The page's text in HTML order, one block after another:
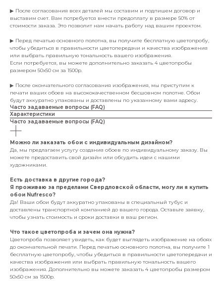
▶ После согласования всех деталей мы составим и подпишем договор и
выставим счет. Вам потребуется внести предоплату в размере 50% от
стоимости заказа. Это позволит нам начать работу над вашим проектом.
▶ Перед печатью основного полотна, вы получите бесплатную цветопробу,
чтобы убедиться в правильности цветопередачи и качества изображения
или выбрать правильную тональность вашего изображения.
Если потребуется, вы можете дополнительно заказать 4 цветопробы
размером 50х50 см за 1500р.
▶ После окончательного согласования изображения, мы приступим к
печати ваших обоев на высококачественном бесшовном полотне. Обои
будут аккуратно упакованы и доставлены по указанному вами адресу.
Часто задаваемые вопросы (FAQ)
Характеристики
Часто задаваемые вопросы (FAQ)
Можно ли заказать обои с индивидуальным дизайном?
Да, мы предлагаем услугу создания обоев по индивидуальному заказу. Вы
можете предоставить свой дизайн или обсудить идеи с нашими
художниками.
Есть доставка в другие города?
Я проживаю за пределами Свердловской области, могу ли я купить
обои Nufresco?
Да! Ваши обои будут аккуратно упакованы в специальный тубус и
доставлены транспортной компанией до вашего города. Оставьте заявку,
чтобы узнать стоимость и сроки доставки в ваш регион.
Что такое цветопроба и зачем она нужна?
Цветопроба позволяет увидеть, как будет выглядеть изображение на обоях
до окончательной печати. Перед печатью основного полотна, вы получите 1
бесплатную цветопробу, чтобы убедиться в правильности цветопередачи и
качества изображения или выбрать правильную тональность вашего
изображения. Дополнительно вы можете заказать 4 цветопробы размером
50х50 см за 1500р.